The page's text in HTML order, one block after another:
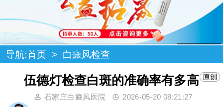
导航:首页 > 白癜风检查
伍德灯检查白斑的准确率有多高
石家庄白癜风医院 2026-05-20 08:21:27